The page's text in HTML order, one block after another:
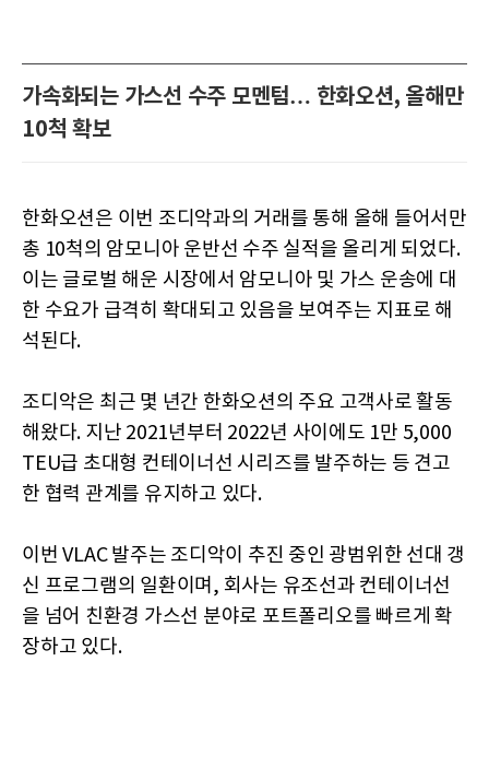
가속화되는 가스선 수주 모멘텀… 한화오션, 올해만
10척 확보
한화오션은 이번 조디악과의 거래를 통해 올해 들어서만
총 10척의 암모니아 운반선 수주 실적을 올리게 되었다.
이는 글로벌 해운 시장에서 암모니아 및 가스 운송에 대
한 수요가 급격히 확대되고 있음을 보여주는 지표로 해
석된다.
조디악은 최근 몇 년간 한화오션의 주요 고객사로 활동
해왔다. 지난 2021년부터 2022년 사이에도 1만 5,000
TEU급 초대형 컨테이너선 시리즈를 발주하는 등 견고
한 협력 관계를 유지하고 있다.
이번 VLAC 발주는 조디악이 추진 중인 광범위한 선대 갱
신 프로그램의 일환이며, 회사는 유조선과 컨테이너선
을 넘어 친환경 가스선 분야로 포트폴리오를 빠르게 확
장하고 있다.